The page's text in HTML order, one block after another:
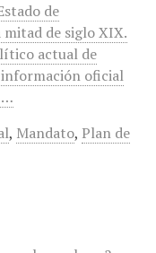
de
de siglo XIX.
actual de
información oficial
, Mandato, Plan de